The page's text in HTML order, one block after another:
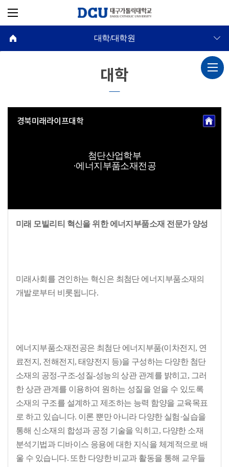
대학/대학원
대학
경북미래라이프대학
첨단산업학부
·에너지부품소재전공
미래 모빌리티 혁신을 위한 에너지부품소재 전문가 양성
미래사회를 견인하는 혁신은 최첨단 에너지부품소재의
개발로부터 비롯됩니다.
에너지부품소재전공은 최첨단 에너지부품(이차전지, 연
료전지, 전해전지, 태양전지 등)을 구성하는 다양한 첨단
소재의 공정-구조-성질-성능의 상관 관계를 밝히고, 그러
한 상관 관계를 이용하여 원하는 성질을 얻을 수 있도록
소재의 구조를 설계하고 제조하는 능력 함양을 교육목표
로 하고 있습니다. 이론 뿐만 아니라 다양한 실험·실습을
통해 신소재의 합성과 공정 기술을 익히고, 다양한 소재
분석기법과 디바이스 응용에 대한 지식을 체계적으로 배
울 수 있습니다. 또한 다양한 비교과 활동을 통해 교우들